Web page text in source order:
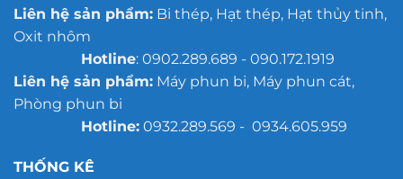
Liên hệ sản phẩm:Bi thép, Hạt thép, Hạt thủy tinh,
Oxit nhôm
Hotline: 0902.289.689 - 090.172.1919
Liên hệ sản phẩm:Máy phun bi, Máy phun cát,
Phòng phun bi
Hotline:0932.289.569 - 0934.605.959
THỐNG KÊ